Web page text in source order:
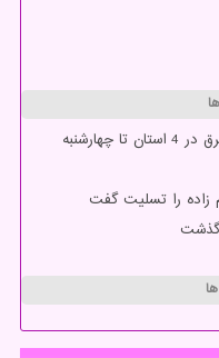
زاده را تسلیت گفت